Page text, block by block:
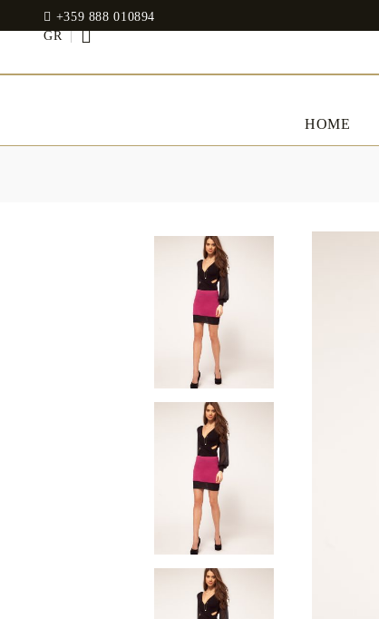
+359 888 010894
GR
HOME
Σεντόνια
Βαμβακοσατέν 100%
Μοντάλ
RANFORCE
Μαξιλάρια
Memory Foam
Memo Gel
Φυσικά υλικά
Πουπουλένιο χήνας
Παπλώματα
Φυσικά υλικά
Πουπουλένιο χήνας
Microfiber
Προστατευτικά
στρωμάτων
: +359 888 010894
mydecorbg@gmail.com